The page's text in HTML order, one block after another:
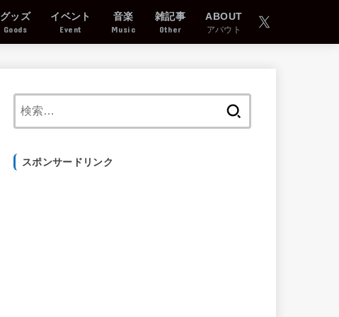
グッズ
Goods
イベント
Event
音楽
Music
雑記事
Other
ABOUT
アバウト
スポンサードリンク